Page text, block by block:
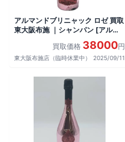
アルマンドブリニャック ロゼ 買取
東大阪布施 ｜シャンパン [アルマ
ンドブリニャック ロゼ]をお酒
買取価格 38000円
東大阪布施店（臨時休業中） 2025/09/11